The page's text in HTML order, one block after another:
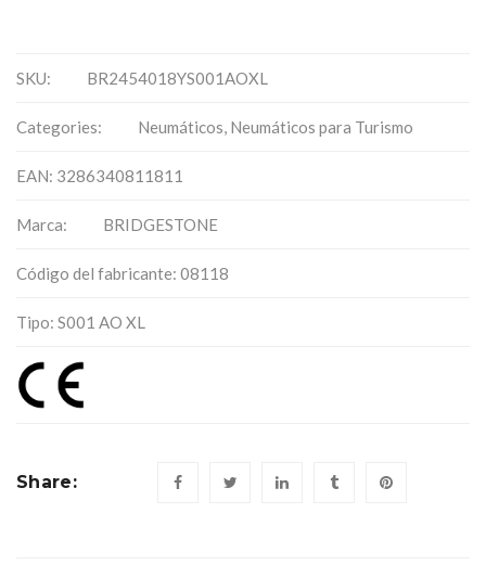
SKU: BR2454018YS001AOXL
Categories: Neumáticos, Neumáticos para Turismo
EAN: 3286340811811
Marca: BRIDGESTONE
Código del fabricante: 08118
Tipo: S001 AO XL
Share: